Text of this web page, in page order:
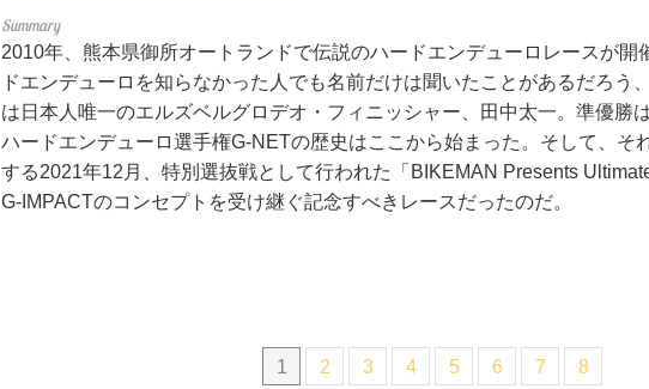
2010年、熊本県御所オートランドで伝説のハードエンデューロレースが開
ドエンデューロを知らなかった人でも名前だけは聞いたことがあるだろう
は日本人唯一のエルズベルグロデオ・フィニッシャー、田中太一。準優勝
ハードエンデューロ選手権G-NETの歴史はここから始まった。そして、そ
する2021年12月、特別選抜戦として行われた「BIKEMAN Presents
G-IMPACTのコンセプトを受け継ぐ記念すべきレースだったのだ。
1 2 3 4 5 6 7 8